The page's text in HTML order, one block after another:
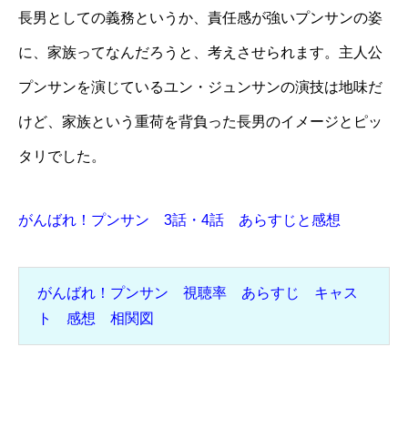
長男としての義務というか、責任感が強いプンサンの姿
に、家族ってなんだろうと、考えさせられます。主人公
プンサンを演じているユン・ジュンサンの演技は地味だ
けど、家族という重荷を背負った長男のイメージとピッ
タリでした。
がんばれ！プンサン 3話・4話 あらすじと感想
がんばれ！プンサン 視聴率 あらすじ キャス
ト 感想 相関図